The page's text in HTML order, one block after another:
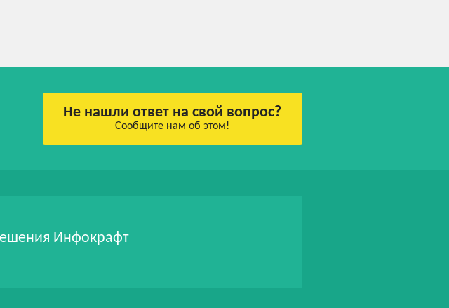
Не нашли ответ на свой вопрос?
Сообщите нам об этом!
Инфокрафт